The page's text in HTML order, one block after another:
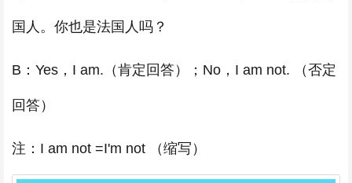
国人。你也是法国人吗？
B：Yes，I am.（肯定回答）；No，I am not. （否定
回答）
注：I am not =I'm not （缩写）